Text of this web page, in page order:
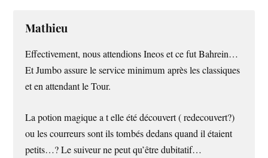
Mathieu
Effectivement, nous attendions Ineos et ce fut Bahrein…
Et Jumbo assure le service minimum après les classiques
et en attendant le Tour.
La potion magique a t elle été découvert ( redecouvert?)
ou les courreurs sont ils tombés dedans quand il étaient
petits…? Le suiveur ne peut qu’être dubitatif…